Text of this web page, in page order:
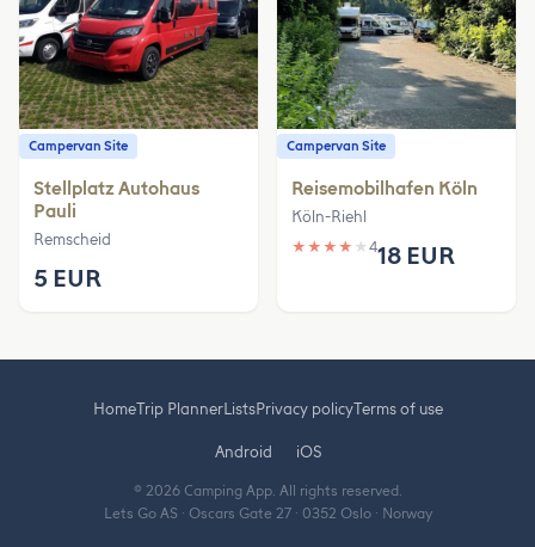
Campervan Site
Stellplatz Autohaus
Pauli
Remscheid
5 EUR
Campervan Site
Reisemobilhafen Köln
Köln-Riehl
★ ★ ★ ★ ★ 418 EUR
HomeTrip PlannerListsPrivacy policyTerms of use
Android iOS
© 2026 Camping App. All rights reserved.
Lets Go AS · Oscars Gate 27 · 0352 Oslo · Norway